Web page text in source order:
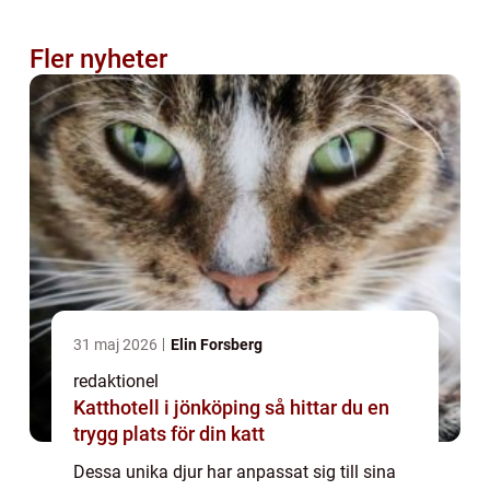
Fler nyheter
31 maj 2026 Elin Forsberg
redaktionel
Katthotell i jönköping så hittar du en
trygg plats för din katt
Dessa unika djur har anpassat sig till sina